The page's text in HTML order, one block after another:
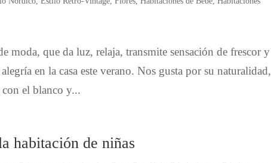
moda, que da luz, relaja, transmite sensación de frescor y
en la casa este verano. Nos gusta por su naturalidad,
el blanco y...
habitación de niñas